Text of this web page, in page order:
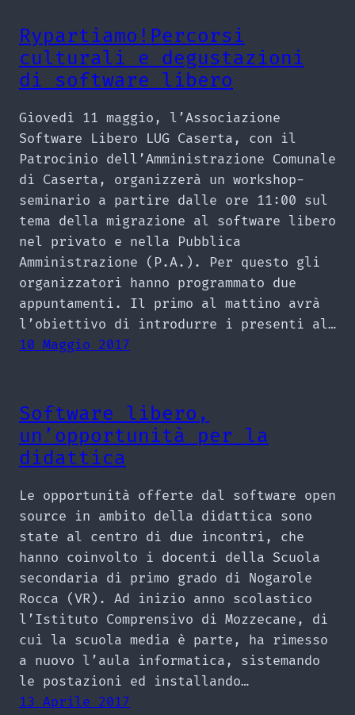
Rypartiamo!Percorsi
culturali e degustazioni
di software libero
Giovedì 11 maggio, l’Associazione
Software Libero LUG Caserta, con il
Patrocinio dell’Amministrazione Comunale
di Caserta, organizzerà un workshop-
seminario a partire dalle ore 11:00 sul
tema della migrazione al software libero
nel privato e nella Pubblica
Amministrazione (P.A.). Per questo gli
organizzatori hanno programmato due
appuntamenti. Il primo al mattino avrà
l’obiettivo di introdurre i presenti al…
10 Maggio 2017
Software libero,
un’opportunità per la
didattica
Le opportunità offerte dal software open
source in ambito della didattica sono
state al centro di due incontri, che
hanno coinvolto i docenti della Scuola
secondaria di primo grado di Nogarole
Rocca (VR). Ad inizio anno scolastico
l’Istituto Comprensivo di Mozzecane, di
cui la scuola media è parte, ha rimesso
a nuovo l’aula informatica, sistemando
le postazioni ed installando…
13 Aprile 2017